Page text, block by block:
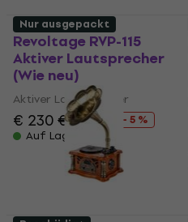
Revoltage RVP-115
Aktiver Lautsprecher
(Wie neu)
Aktiver Lautsprecher
€ 230€ 243
- 5 %
Auf Lager
Nur ausgepackt